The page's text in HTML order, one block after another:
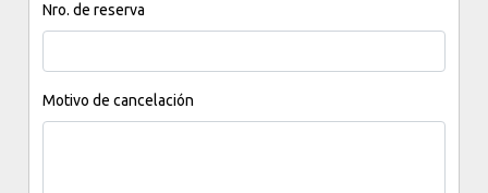
Nro. de reserva
Motivo de cancelación